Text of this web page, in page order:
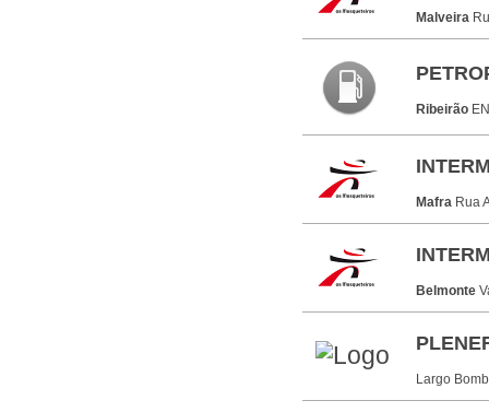
Malveira
Ribeirão
Mafra Rua
Belmonte
Largo